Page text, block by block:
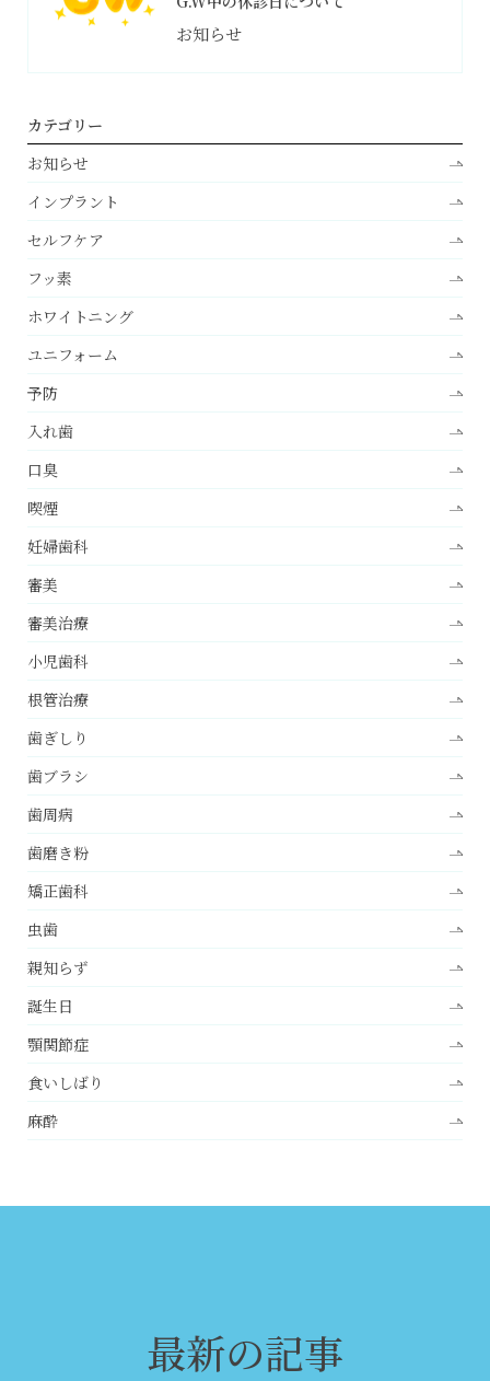
お知らせ
カテゴリー
お知らせ
インプラント
セルフケア
フッ素
ホワイトニング
ユニフォーム
予防
入れ歯
口臭
喫煙
妊婦歯科
審美
審美治療
小児歯科
根管治療
歯ぎしり
歯ブラシ
歯周病
歯磨き粉
矯正歯科
虫歯
親知らず
誕生日
顎関節症
食いしばり
麻酔
最新の記事